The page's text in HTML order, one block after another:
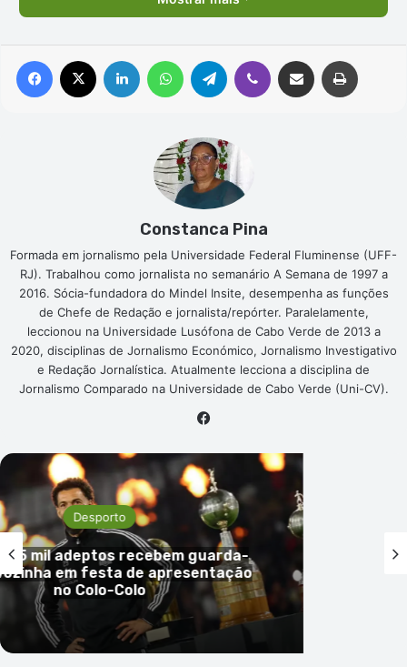
Facebook Linkedin WhatsAppTelegram Viber Compartilhar via e-mail
Constanca Pina
Formada em jornalismo pela Universidade Federal Fluminense (UFF-
RJ). Trabalhou como jornalista no semanário A Semana de 1997 a
2016. Sócia-fundadora do Mindel Insite, desempenha as funções
de Chefe de Redação e jornalista/repórter. Paralelamente,
leccionou na Universidade Lusófona de Cabo Verde de 2013 a
2020, disciplinas de Jornalismo Económico, Jornalismo Investigativo
e Redação Jornalística. Atualmente lecciona a disciplina de
Jornalismo Comparado na Universidade de Cabo Verde (Uni-CV).
Desporto
mil adeptos recebem guarda-
em festa de apresentação
no Colo-Colo